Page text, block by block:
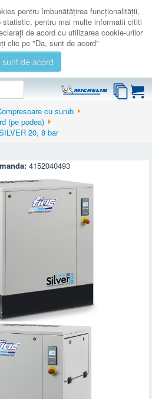
pentru îmbunătăţirea funcţionalităţii,
pentru mai multe informatii cititi
de acord cu utilizarea cookie-urilor
clic pe "Da, sunt de acord"
sunt de acord
cu surub
(pe podea)
20, 8 bar
4152040493